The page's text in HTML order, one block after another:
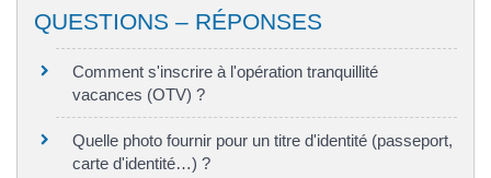
QUESTIONS – RÉPONSES
Comment s'inscrire à l'opération tranquillité
vacances (OTV) ?
Quelle photo fournir pour un titre d'identité (passeport,
carte d'identité…) ?